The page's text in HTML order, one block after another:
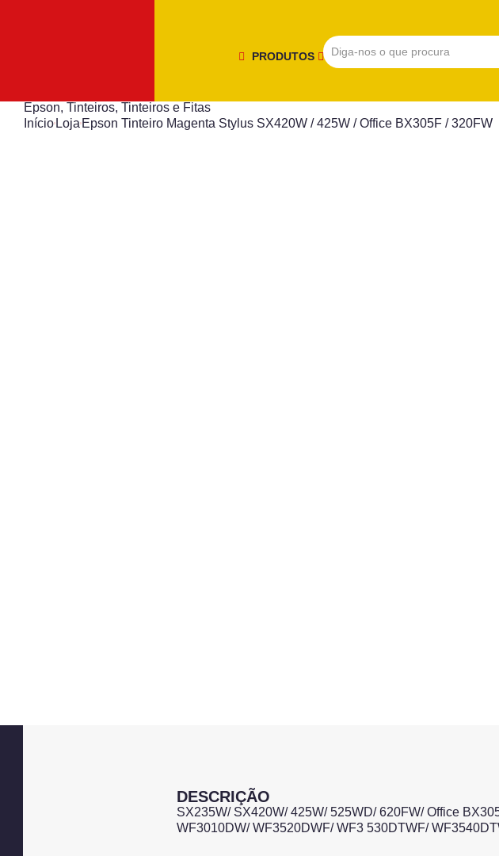
PRODUTOS
Epson, Tinteiros, Tinteiros e Fitas
Início Loja Epson Tinteiro Magenta Stylus SX420W / 425W / Office BX305F / 320FW
DESCRIÇÃO
SX235W/ SX420W/ 425W/ 525WD/ 620FW/ Office
WF3010DW/ WF3520DWF/ WF3 530DTWF/